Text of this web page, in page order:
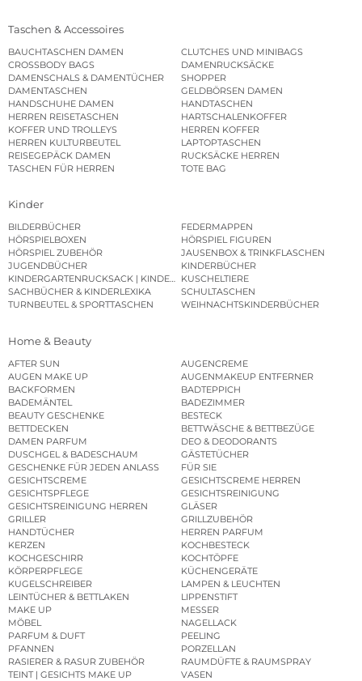
Taschen & Accessoires
BAUCHTASCHEN DAMEN
CLUTCHES UND MINIBAGS
CROSSBODY BAGS
DAMENRUCKSÄCKE
DAMENSCHALS & DAMENTÜCHER
SHOPPER
DAMENTASCHEN
GELDBÖRSEN DAMEN
HANDSCHUHE DAMEN
HANDTASCHEN
HERREN REISETASCHEN
HARTSCHALENKOFFER
KOFFER UND TROLLEYS
HERREN KOFFER
HERREN KULTURBEUTEL
LAPTOPTASCHEN
REISEGEPÄCK DAMEN
RUCKSÄCKE HERREN
TASCHEN FÜR HERREN
TOTE BAG
Kinder
BILDERBÜCHER
FEDERMAPPEN
HÖRSPIELBOXEN
HÖRSPIEL FIGUREN
HÖRSPIEL ZUBEHÖR
JAUSENBOX & TRINKFLASCHEN
JUGENDBÜCHER
KINDERBÜCHER
KINDERGARTENRUCKSACK | KINDERGARTENBEUTEL
KUSCHELTIERE
SACHBÜCHER & KINDERLEXIKA
SCHULTASCHEN
TURNBEUTEL & SPORTTASCHEN
WEIHNACHTSKINDERBÜCHER
Home & Beauty
AFTER SUN
AUGENCREME
AUGEN MAKE UP
AUGENMAKEUP ENTFERNER
BACKFORMEN
BADTEPPICH
BADEMÄNTEL
BADEZIMMER
BEAUTY GESCHENKE
BESTECK
BETTDECKEN
BETTWÄSCHE & BETTBEZÜGE
DAMEN PARFUM
DEO & DEODORANTS
DUSCHGEL & BADESCHAUM
GÄSTETÜCHER
GESCHENKE FÜR JEDEN ANLASS
FÜR SIE
GESICHTSCREME
GESICHTSCREME HERREN
GESICHTSPFLEGE
GESICHTSREINIGUNG
GESICHTSREINIGUNG HERREN
GLÄSER
GRILLER
GRILLZUBEHÖR
HANDTÜCHER
HERREN PARFUM
KERZEN
KOCHBESTECK
KOCHGESCHIRR
KOCHTÖPFE
KÖRPERPFLEGE
KÜCHENGERÄTE
KUGELSCHREIBER
LAMPEN & LEUCHTEN
LEINTÜCHER & BETTLAKEN
LIPPENSTIFT
MAKE UP
MESSER
MÖBEL
NAGELLACK
PARFUM & DUFT
PEELING
PFANNEN
PORZELLAN
RASIERER & RASUR ZUBEHÖR
RAUMDÜFTE & RAUMSPRAY
TEINT | GESICHTS MAKE UP
VASEN